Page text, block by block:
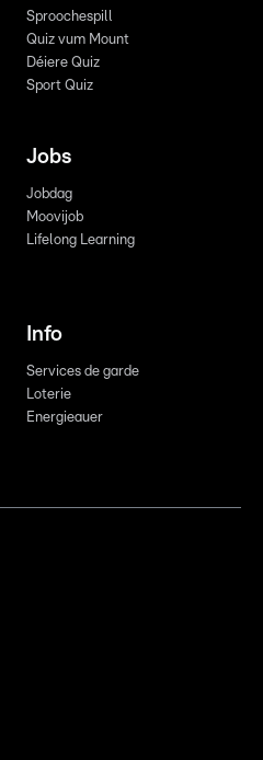
Sproochespill
Quiz vum Mount
Déiere Quiz
Sport Quiz
Jobs
Jobdag
Moovijob
Lifelong Learning
Info
Services de garde
Loterie
Energieauer